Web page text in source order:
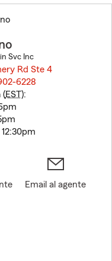
Svc Inc
Rd Ste 4
6228
(EST):
Email al agente